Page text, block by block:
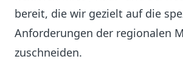
bereit, die wir gezielt auf die
Anforderungen der regionalen
zuschneiden.